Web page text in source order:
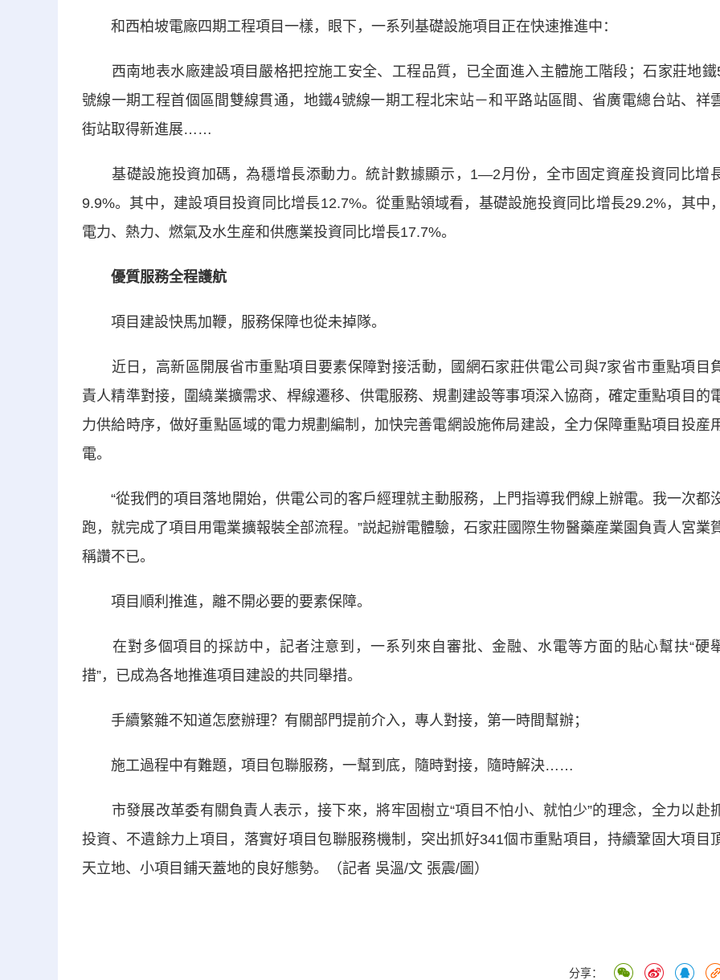
和西柏坡電廠四期工程項目一樣，眼下，一系列基礎設施項目正在快速推進中：
西南地表水廠建設項目嚴格把控施工安全、工程品質，已全面進入主體施工階段；石家莊地鐵
號線一期工程首個區間雙線貫通，地鐵4號線一期工程北宋站－和平路站區間、省廣電總台站、祥
街站取得新進展……
基礎設施投資加碼，為穩增長添動力。統計數據顯示，1—2月份，全市固定資産投資同比增
9.9%。其中，建設項目投資同比增長12.7%。從重點領域看，基礎設施投資同比增長29.2%，其中，
電力、熱力、燃氣及水生産和供應業投資同比增長17.7%。
優質服務全程護航
項目建設快馬加鞭，服務保障也從未掉隊。
近日，高新區開展省市重點項目要素保障對接活動，國網石家莊供電公司與7家省市重點項目
責人精準對接，圍繞業擴需求、桿線遷移、供電服務、規劃建設等事項深入協商，確定重點項目的
力供給時序，做好重點區域的電力規劃編制，加快完善電網設施佈局建設，全力保障重點項目投産
電。
“從我們的項目落地開始，供電公司的客戶經理就主動服務，上門指導我們線上辦電。我一次都
跑，就完成了項目用電業擴報裝全部流程。”説起辦電體驗，石家莊國際生物醫藥産業園負責人宮業
稱讚不已。
項目順利推進，離不開必要的要素保障。
在對多個項目的採訪中，記者注意到，一系列來自審批、金融、水電等方面的貼心幫扶“硬
措”，已成為各地推進項目建設的共同舉措。
手續繁雜不知道怎麼辦理？有關部門提前介入，專人對接，第一時間幫辦；
施工過程中有難題，項目包聯服務，一幫到底，隨時對接，隨時解決……
市發展改革委有關負責人表示，接下來，將牢固樹立“項目不怕小、就怕少”的理念，全力以赴
投資、不遺餘力上項目，落實好項目包聯服務機制，突出抓好341個市重點項目，持續鞏固大項目
天立地、小項目鋪天蓋地的良好態勢。（記者 吳溫/文 張震/圖）
分享：